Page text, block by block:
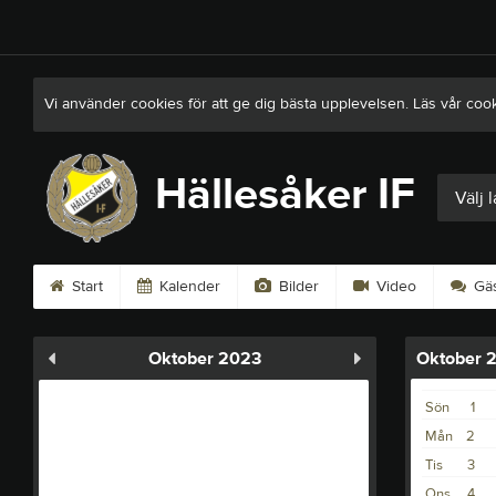
Vi använder cookies för att ge dig bästa upplevelsen. Läs vår
Hällesåker IF Välj
Start Kalender Bilder Video
Oktober 2023 Oktober
1
Sön
2
Mån
3
Tis